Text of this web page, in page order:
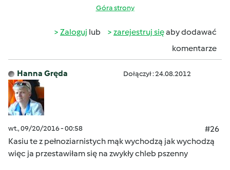
Góra strony
Zaloguj lub zarejestruj sięaby dodawać
komentarze
Hanna Gręda Dołączył : 24.08.2012
wt., 09/20/2016 - 00:58
#26
Kasiu te z pełnoziarnistych mąk wychodzą jak wychodzą
więc ja przestawiłam się na zwykły chleb pszenny